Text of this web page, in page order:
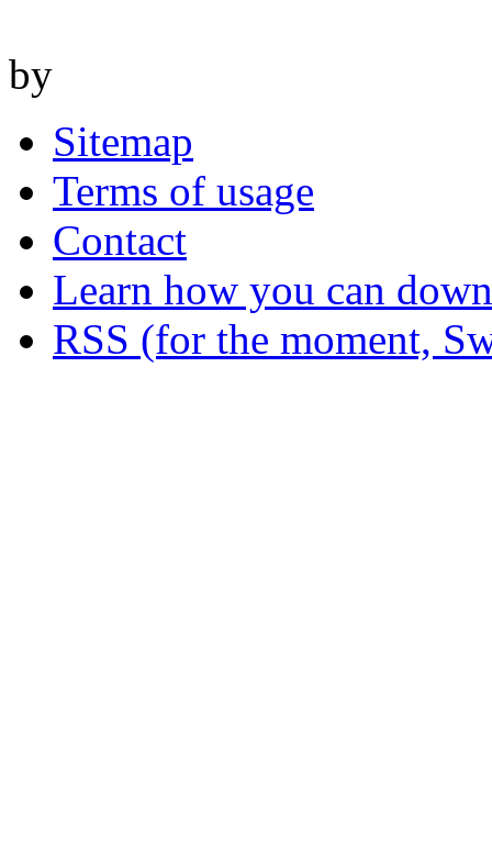
by
Sitemap
Terms of usage
Contact
Learn how you can
RSS (for the moment,